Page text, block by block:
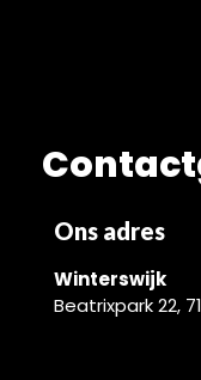
Ons adres
Winterswijk
Beatrixpark 22,